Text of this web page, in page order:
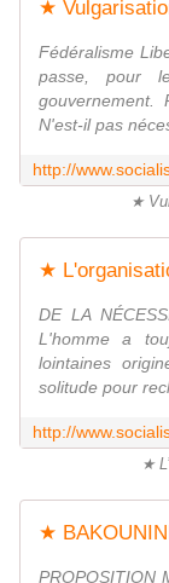
Fédéralisme
passe, pour
gouvernement.
N'est-il pas
★
DE LA
L'homme a
lointaines
solitude pour
★
PROPOSITION